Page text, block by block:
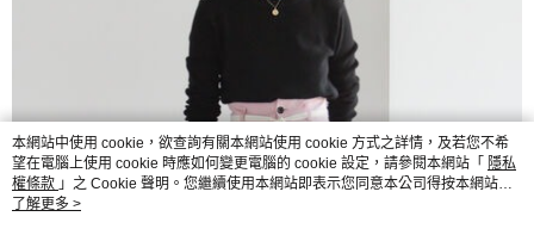
本網站中使用 cookie，欲查詢有關本網站使用 cookie 方式之詳情，及若您不希
望在電腦上使用 cookie 時應如何變更電腦的 cookie 設定，請參閱本網站「 隱私
權條款 」之 Cookie 聲明。您繼續使用本網站即表示您同意本公司得按本網站使
用條款之 Cookie 聲明使用 cookie。
了解更多 >